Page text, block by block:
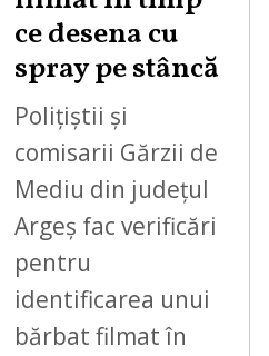
ce desena cu
spray pe stâncă
Polițiștii și
comisarii Gărzii de
Mediu din județul
Argeș fac verificări
pentru
identificarea unui
bărbat filmat în